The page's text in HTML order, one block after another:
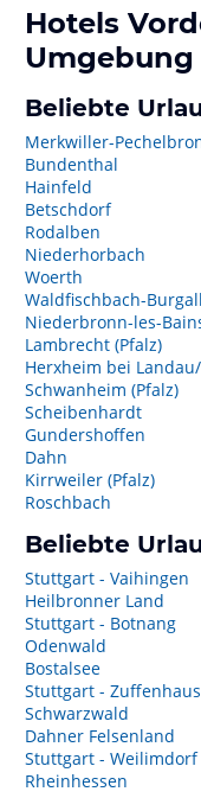
Hotels
Umgebung
Beliebte
Merkwiller-
Bundenthal
Hainfeld
Betschdorf
Rodalben
Niederhorbach
Woerth
Waldfischbach-
Niederbronn-les-
Lambrecht (Pfalz)
Herxheim bei
Schwanheim (Pfalz)
Scheibenhardt
Gundershoffen
Dahn
Kirrweiler (Pfalz)
Roschbach
Beliebte
Stuttgart - Vaihingen
Heilbronner Land
Stuttgart - Botnang
Odenwald
Bostalsee
Stuttgart -
Schwarzwald
Dahner Felsenland
Stuttgart - Weilimdorf
Rheinhessen